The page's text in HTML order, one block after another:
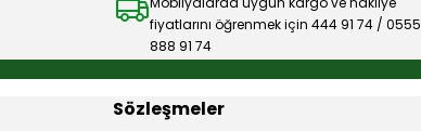
fiyatlarını öğrenmek için 444 91 74 / 0555
888 91 74
Sözleşmeler